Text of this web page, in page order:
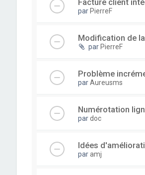
par PierreF
Modification de
par PierreF
Problème
parAureusms
Numérotation
pardoc
Idées
paramj